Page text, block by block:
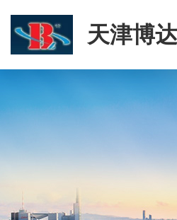
天津博
司